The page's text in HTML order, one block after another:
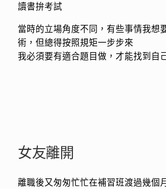
讀書拚考試
當時的立場角度不同，有些事情我想
術，但總得按照規矩一步步來
我必須要有適合題目做，才能找到自
女友離開
離職後又匆匆忙忙在補習班渡過幾個